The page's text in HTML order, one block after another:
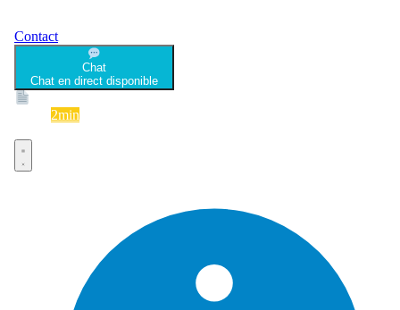
Contact
Chat
Chat en direct disponible
2min